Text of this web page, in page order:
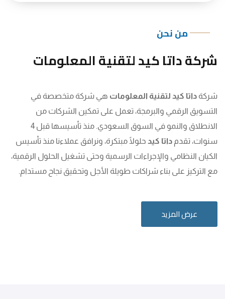
من نحن
شركة داتا كيد لتقنية المعلومات
شركة داتا كيد لتقنية المعلومات هي شركة متخصصة في
التسويق الرقمي والبرمجة، تعمل على تمكين الشركات من
الانطلاق والنمو في السوق السعودي. منذ تأسيسها قبل 4
سنوات، تقدم داتا كيد حلولًا مبتكرة، ونرافق عملاءنا منذ تأسيس
الكيان النظامي والإجراءات الرسمية وحتى تشغيل الحلول الرقمية،
مع التركيز على بناء شراكات طويلة الأجل وتحقيق نجاح مستدام.
عرض المزيد